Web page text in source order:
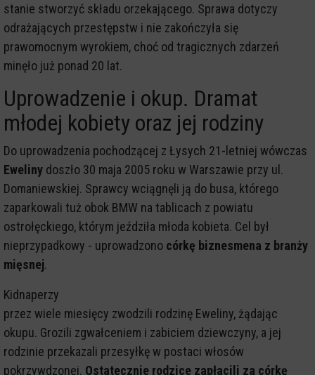
stanie stworzyć składu orzekającego. Sprawa dotyczy
odrażających przestępstw i nie zakończyła się
prawomocnym wyrokiem, choć od tragicznych zdarzeń
minęło już ponad 20 lat.
Uprowadzenie i okup. Dramat
młodej kobiety oraz jej rodziny
Do uprowadzenia pochodzącej z Łysych 21-letniej wówczas
Eweliny doszło 30 maja 2005 roku w Warszawie przy ul.
Domaniewskiej. Sprawcy wciągnęli ją do busa, którego
zaparkowali tuż obok BMW na tablicach z powiatu
ostrołęckiego, którym jeździła młoda kobieta. Cel był
nieprzypadkowy - uprowadzono córkę biznesmena z branży
mięsnej.
Kidnaperzy
przez wiele miesięcy zwodzili rodzinę Eweliny, żądając
okupu. Grozili zgwałceniem i zabiciem dziewczyny, a jej
rodzinie przekazali przesyłkę w postaci włosów
pokrzywdzonej. Ostatecznie rodzice zapłacili za córkę